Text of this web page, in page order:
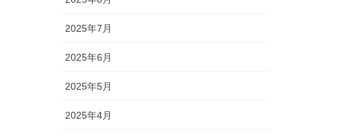
2025年7月
2025年6月
2025年5月
2025年4月